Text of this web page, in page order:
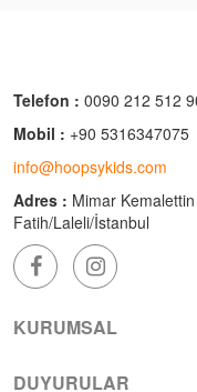
Telefon : 0090 212 512
Mobil : +90 5316347075
info@hoopsykids.com
Adres : Mimar
Fatih/Laleli/İstanbul
KURUMSAL
DUYURULAR